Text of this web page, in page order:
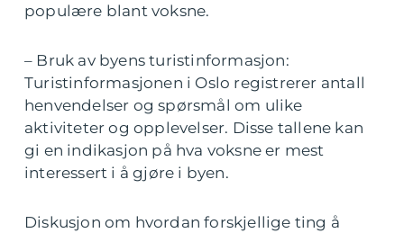
populære blant voksne.
– Bruk av byens turistinformasjon:
Turistinformasjonen i Oslo registrerer antall
henvendelser og spørsmål om ulike
aktiviteter og opplevelser. Disse tallene kan
gi en indikasjon på hva voksne er mest
interessert i å gjøre i byen.
Diskusjon om hvordan forskjellige ting å